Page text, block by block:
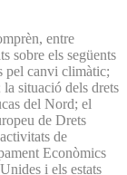
entre
sobre els següents
pel canvi climàtic;
situació dels drets
del Nord; el
de Drets
de
Econòmics
i els estats